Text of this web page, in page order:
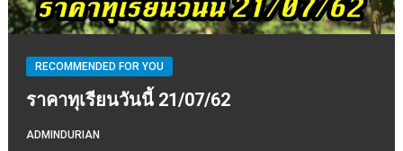
RECOMMENDED FOR YOU
ราคาทุเรียนวันนี้ 21/07/62
ADMINDURIAN